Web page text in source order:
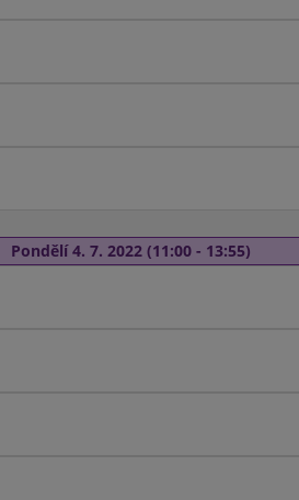
Pondělí 4. 7. 2022 (11:00 - 13:55)